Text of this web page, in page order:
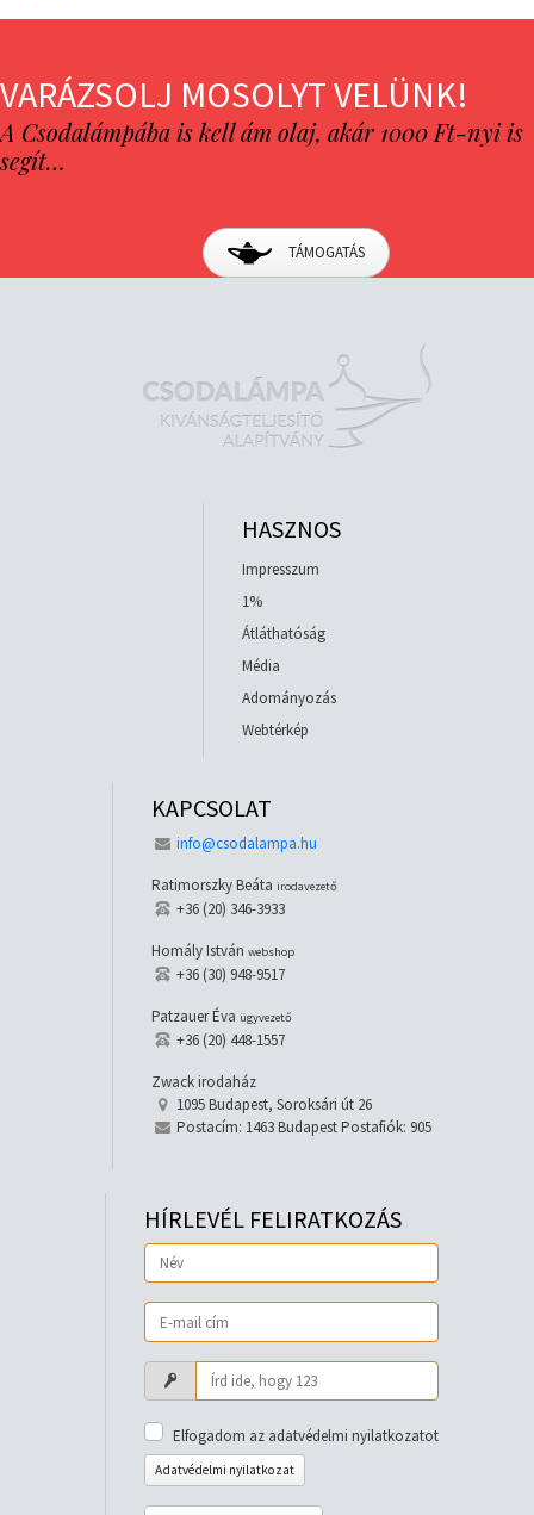
VARÁZSOLJ MOSOLYT VELÜNK!
A Csodalámpába is kell ám olaj, akár 1000 Ft-nyi is
segít…
TÁMOGATÁS
HASZNOS
Impresszum
1%
Átláthatóság
Média
Adományozás
Webtérkép
KAPCSOLAT
info@csodalampa.hu
Ratimorszky Beáta irodavezető
+36 (20) 346-3933
Homály István webshop
+36 (30) 948-9517
Patzauer Éva ügyvezető
+36 (20) 448-1557
Zwack irodaház
1095 Budapest, Soroksári út 26
Postacím: 1463 Budapest Postafiók: 905
HÍRLEVÉL FELIRATKOZÁS
Elfogadom az adatvédelmi nyilatkozatot
Adatvédelmi nyilatkozat